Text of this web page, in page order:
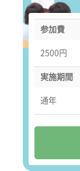
参加費
2500円
実施期間
通年